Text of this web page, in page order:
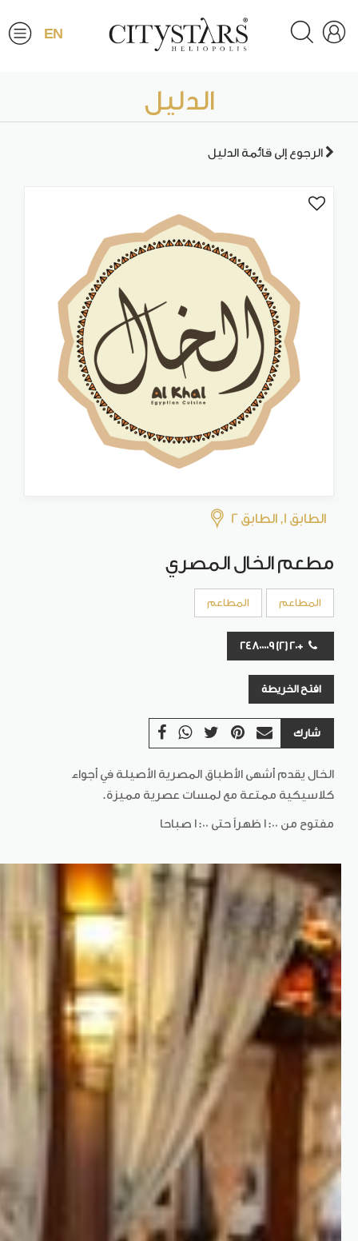
EN
الدليل
الرجوع إلى قائمة الدليل
الطابق 1, الطابق 2
مطعم الخال المصري
المطاعم المطاعم
+20 (2) 24800009
افتح الخريطة
شارك
الخال يقدم أشهى الأطباق المصرية الأصيلة في أجواء
كلاسيكية ممتعة مع لمسات عصرية مميزة.
مفتوح من 1:00 ظهراً حتى 1:00 صباحا